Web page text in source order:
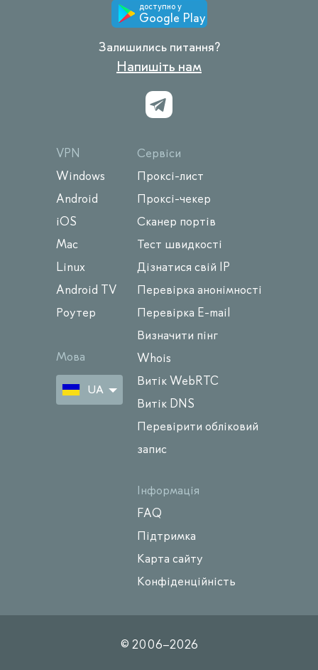
доступно у
Google Play
Залишились питання?
Напишіть нам
VPN
Windows
Android
iOS
Mac
Linux
Android TV
Роутер
Мова
UA
Сервіси
Проксі-лист
Проксі-чекер
Сканер портів
Тест швидкості
Дізнатися свій IP
Перевірка анонімності
Перевірка E-mail
Визначити пінг
Whois
Витік WebRTC
Витік DNS
Перевірити обліковий
запис
Інформація
FAQ
Підтримка
Карта сайту
Конфіденційність
© 2006–2026